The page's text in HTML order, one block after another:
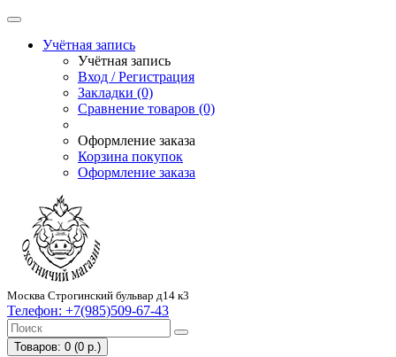
Учётная запись
Учётная запись
Вход / Регистрация
Закладки (0)
Сравнение товаров (0)
Оформление заказа
Корзина покупок
Оформление заказа
Москва Строгинский бульвар д14 к3
Телефон: +7(985)509-67-43
Товаров: 0 (0 р.)